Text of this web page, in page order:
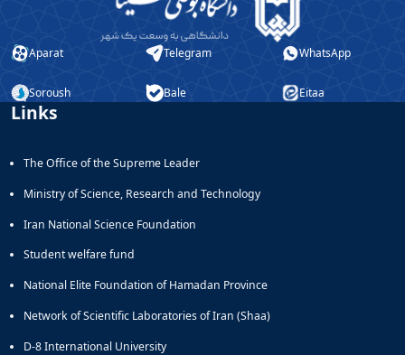
Aparat Telegram WhatsApp
Soroush Bale Eitaa
Links
The Office of the Supreme Leader
Ministry of Science, Research and Technology
Iran National Science Foundation
Student welfare fund
National Elite Foundation of Hamadan Province
Network of Scientific Laboratories of Iran (Shaa)
D-8 International University